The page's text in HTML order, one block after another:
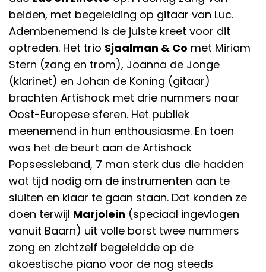
beiden, met begeleiding op gitaar van Luc.
Adembenemend is de juiste kreet voor dit
optreden. Het trio Sjaalman & Co met Miriam
Stern (zang en trom), Joanna de Jonge
(klarinet) en Johan de Koning (gitaar)
brachten Artishock met drie nummers naar
Oost-Europese sferen. Het publiek
meenemend in hun enthousiasme. En toen
was het de beurt aan de Artishock
Popsessieband, 7 man sterk dus die hadden
wat tijd nodig om de instrumenten aan te
sluiten en klaar te gaan staan. Dat konden ze
doen terwijl Marjolein (speciaal ingevlogen
vanuit Baarn) uit volle borst twee nummers
zong en zichtzelf begeleidde op de
akoestische piano voor de nog steeds